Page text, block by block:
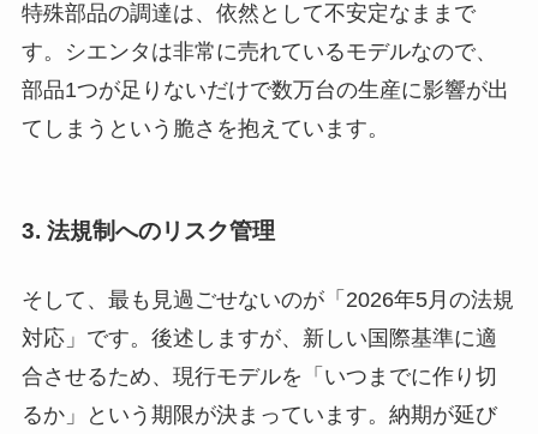
特殊部品の調達は、依然として不安定なままで
す。シエンタは非常に売れているモデルなので、
部品1つが足りないだけで数万台の生産に影響が出
てしまうという脆さを抱えています。
3. 法規制へのリスク管理
そして、最も見過ごせないのが「2026年5月の法規
対応」です。後述しますが、新しい国際基準に適
合させるため、現行モデルを「いつまでに作り切
るか」という期限が決まっています。納期が延び